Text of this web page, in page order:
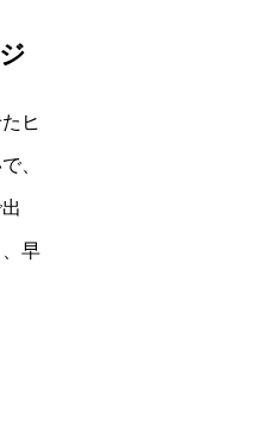
ヒ
、
早